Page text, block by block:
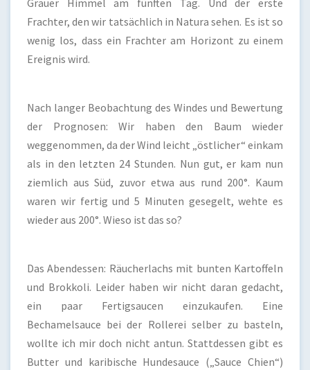
Frachter, den wir tatsächlich in Natura sehen. Es ist so
wenig los, dass ein Frachter am Horizont zu einem
Ereignis wird.
Nach langer Beobachtung des Windes und Bewertung
der Prognosen: Wir haben den Baum wieder
weggenommen, da der Wind leicht „östlicher“ einkam
als in den letzten 24 Stunden. Nun gut, er kam nun
ziemlich aus Süd, zuvor etwa aus rund 200°. Kaum
waren wir fertig und 5 Minuten gesegelt, wehte es
wieder aus 200°. Wieso ist das so?
Das Abendessen: Räucherlachs mit bunten Kartoffeln
und Brokkoli. Leider haben wir nicht daran gedacht,
ein paar Fertigsaucen einzukaufen. Eine
Bechamelsauce bei der Rollerei selber zu basteln,
wollte ich mir doch nicht antun. Stattdessen gibt es
Butter und karibische Hundesauce („Sauce Chien“)